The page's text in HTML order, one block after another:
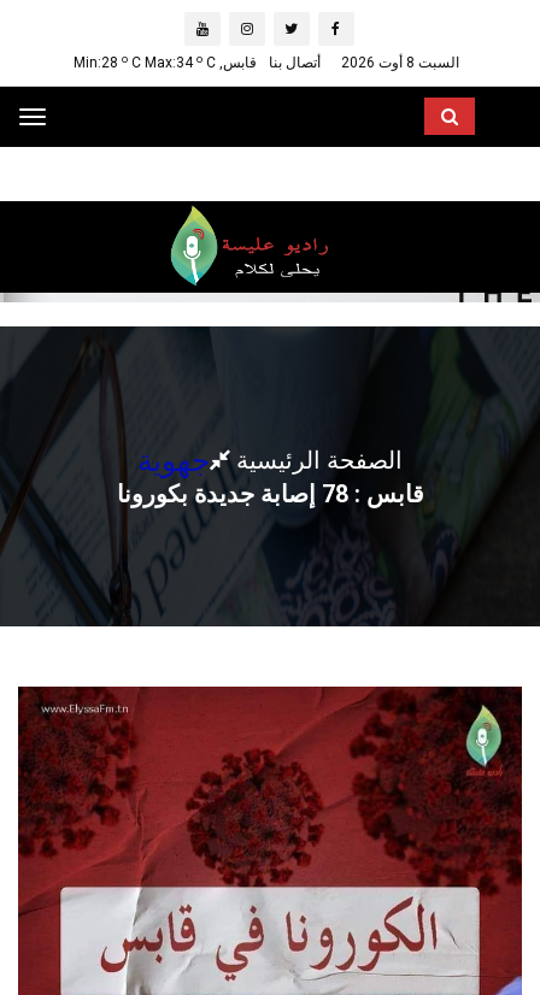
السبت 8 أوت 2026 أتصال بنا قابس, Min:28 oC Max:34 oC
الصفحة الرئيسية جهوية
قابس : 78 إصابة جديدة بكورونا